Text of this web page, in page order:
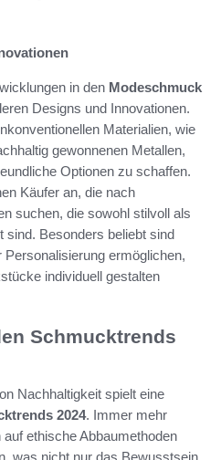
in den Modeschmuck
Designs und Innovationen.
Materialien, wie
gewonnenen Metallen,
Optionen zu schaffen.
Käufer an, die nach
suchen, die sowohl stilvoll als
Besonders beliebt sind
ermöglichen,
individuell gestalten
Schmucktrends
Nachhaltigkeit spielt eine
2024. Immer mehr
ethische Abbaumethoden